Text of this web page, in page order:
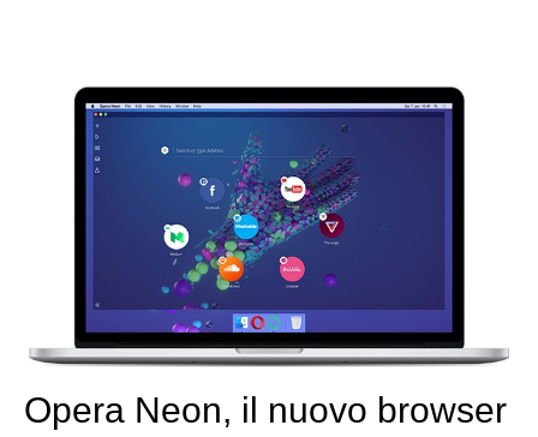
Opera Neon, il nuovo browser